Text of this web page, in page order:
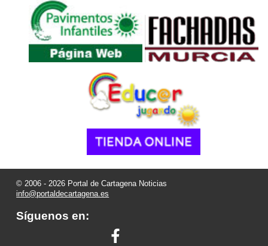
© 2006 - 2026 Portal de Cartagena Noticias
info@portaldecartagena.es
Síguenos en: